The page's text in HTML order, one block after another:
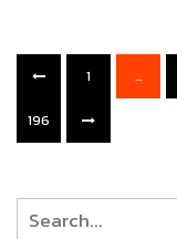
1 …
196